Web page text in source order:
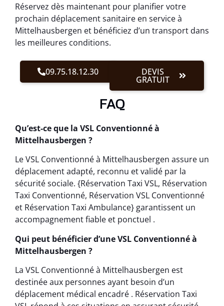
Réservez dès maintenant pour planifier votre
prochain déplacement sanitaire en service à
Mittelhausbergen et bénéficiez d’un transport dans
les meilleures conditions.
09.75.18.12.30 DEVIS
GRATUIT
FAQ
Qu’est-ce que la VSL Conventionné à
Mittelhausbergen ?
Le VSL Conventionné à Mittelhausbergen assure un
déplacement adapté, reconnu et validé par la
sécurité sociale. {Réservation Taxi VSL, Réservation
Taxi Conventionné, Réservation VSL Conventionné
et Réservation Taxi Ambulance} garantissent un
accompagnement fiable et ponctuel .
Qui peut bénéficier d’une VSL Conventionné à
Mittelhausbergen ?
La VSL Conventionné à Mittelhausbergen est
destinée aux personnes ayant besoin d’un
déplacement médical encadré . Réservation Taxi